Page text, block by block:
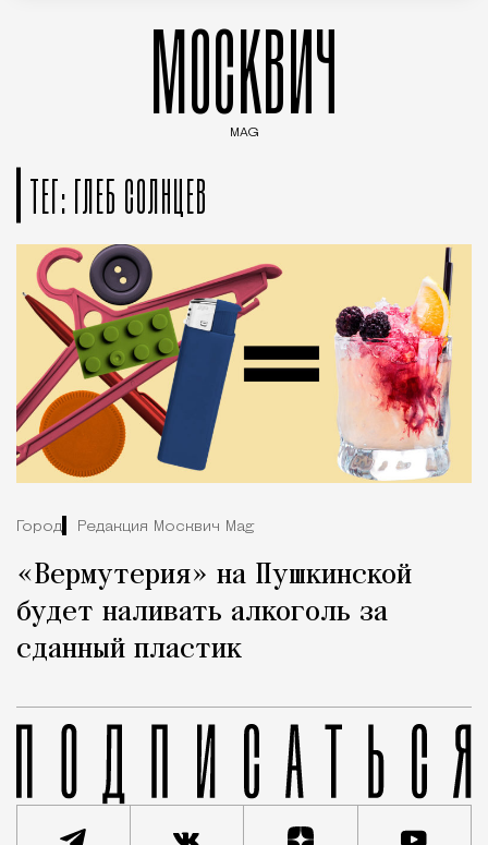
МОСКВИЧ
MAG
ТЕГ: ГЛЕБ СОЛНЦЕВ
Город Редакция Москвич Mag
«Вермутерия» на Пушкинской
будет наливать алкоголь за
сданный пластик